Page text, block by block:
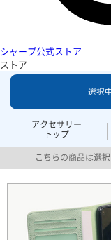
シャープ公式ストア
ストア
アクセサリー
トップ
選択
こちらの商品は選